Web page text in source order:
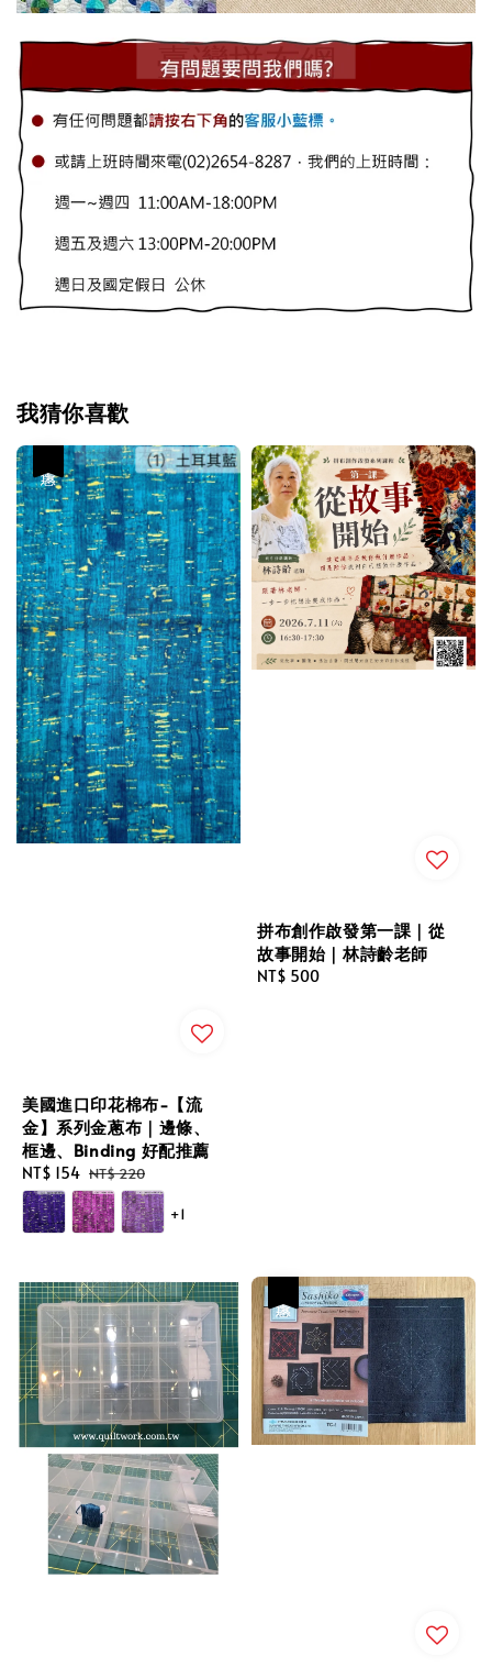
我猜你喜歡
美國進口印花棉布-【流
金】系列金蔥布｜邊條、
框邊、Binding 好配推薦
Sale
price
NT$ 154 Regular
price
NT$ 220
+1
拼布創作啟發第一課｜從
故事開始｜林詩齡老師
Regular
NT$ 500